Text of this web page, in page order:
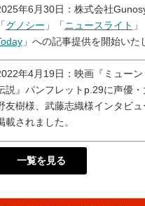
年6月30日：株式会社
グノシー 」「 ニュースライト
」への記事提供を開始いた
年4月19日：映画『ミュー
説』パンフレットp.29に声優
友樹様、武藤志織様インタビ
載されました。
一覧を見る